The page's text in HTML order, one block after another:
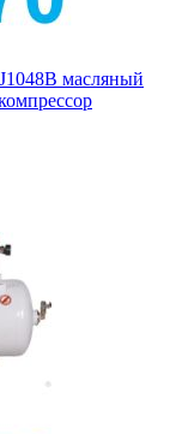
масляный